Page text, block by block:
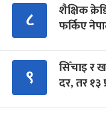
८
शैक्षिक
फर्किए
९
सिँचाइ र
दर, तर १३